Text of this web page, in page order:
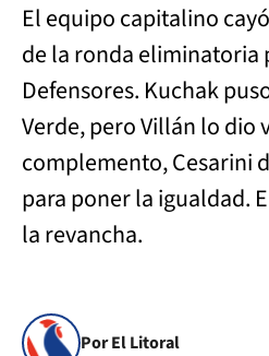
El equipo capitalino
de la ronda eliminatoria
Defensores. Kuchak
Verde, pero Villán lo dio
complemento, Cesarini
para poner la igualdad.
la revancha.
Por El Litoral